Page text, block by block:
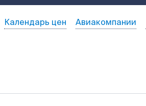
Календарь цен Авиакомпании